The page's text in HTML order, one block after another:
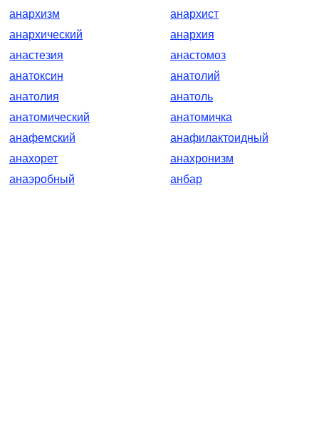
анархизм
анархист
анархический
анархия
анастезия
анастомоз
анатоксин
анатолий
анатолия
анатоль
анатомический
анатомичка
анафемский
анафилактоидный
анахорет
анахронизм
анаэробный
анбар